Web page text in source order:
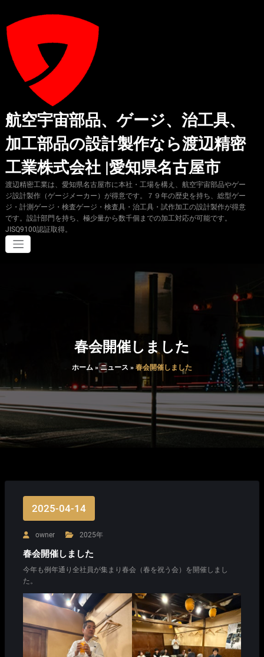
テ
航空宇宙部品、ゲージ、治工具、
加工部品の設計製作なら渡辺精密
工業株式会社 |愛知県名古屋市
渡辺精密工業は、愛知県名古屋市に本社・工場を構え、航空宇宙部品やゲー
ジ設計製作（ゲージメーカー）が得意です。７９年の歴史を持ち、総型ゲー
ジ・計測ゲージ・検査ゲージ・検査具・治工具・試作加工の設計製作が得意
です。設計部門を持ち、極少量から数千個までの加工対応が可能です。
JISQ9100認証取得。
春会開催しました
ホーム »ニュース » 春会開催しました
2025-04-14
owner 2025年
春会開催しました
今年も例年通り全社員が集まり春会（春を祝う会）を開催しまし
た。